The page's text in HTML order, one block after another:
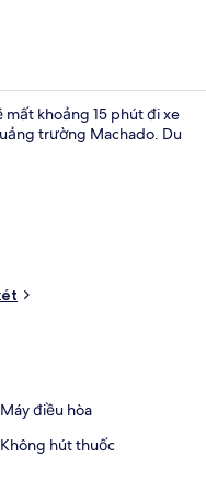
đôi Deluxe | Truy cập
mất khoảng 15 phút đi xe
trường Machado. Du
Máy điều hòa
Không hút thuốc